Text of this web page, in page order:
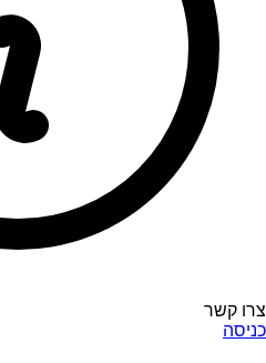
צרו קשר
כניסה